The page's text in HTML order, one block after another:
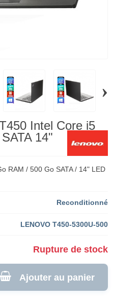
›
Intel Core i5
14"
RAM / 500 Go SATA / 14" LED
Reconditionné
LENOVO T450-5300U-500
Rupture de stock
Ajouter au panier